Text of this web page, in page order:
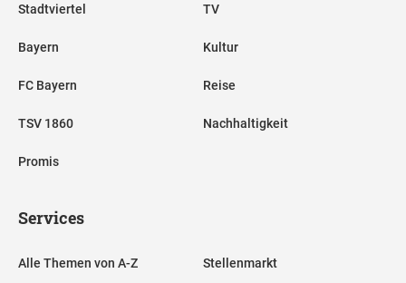
Stadtviertel
Bayern
FC Bayern
TSV 1860
Promis
TV
Kultur
Reise
Nachhaltigkeit
Services
Alle Themen von A-Z Stellenmarkt